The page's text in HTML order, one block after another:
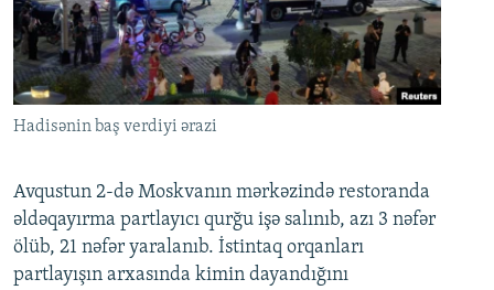
Hadisənin baş verdiyi ərazi
Avqustun 2-də Moskvanın mərkəzində restoranda
əldəqayırma partlayıcı qurğu işə salınıb, azı 3 nəfər
ölüb, 21 nəfər yaralanıb. İstintaq orqanları
partlayışın arxasında kimin dayandığını